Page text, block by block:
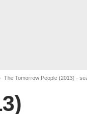
The Tomorrow People (2013) -